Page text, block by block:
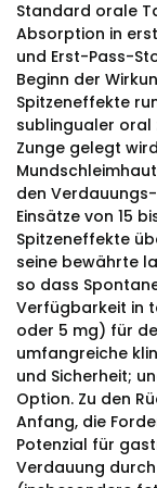
Standard orale
Absorption in
und Erst-Pass-
Beginn der
Spitzeneffekte
sublingualer oral
Zunge gelegt
den
Einsätze von 15
Spitzeneffekte
seine bewährte
so dass
Verfügbarkeit in
oder 5 mg) für
umfangreiche
und Sicherheit;
Option. Zu den
Anfang, die
Potenzial für
Verdauung